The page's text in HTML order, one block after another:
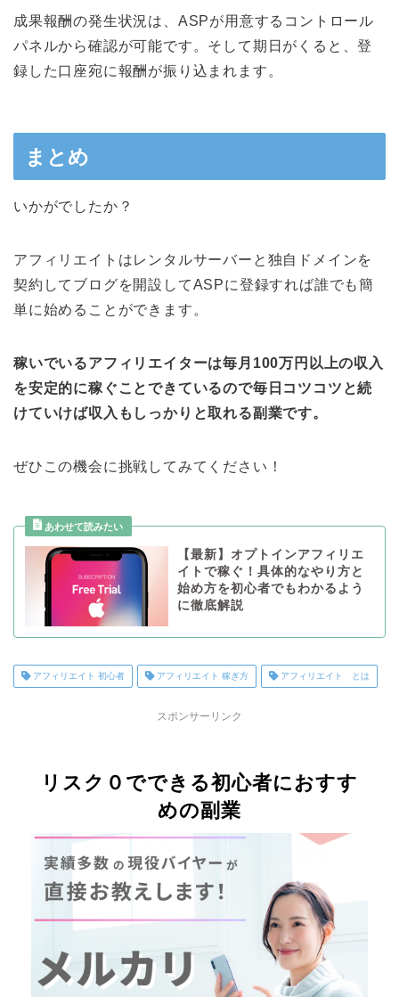
成果報酬の発生状況は、ASPが用意するコントロール
パネルから確認が可能です。そして期日がくると、登
録した口座宛に報酬が振り込まれます。
まとめ
いかがでしたか？
アフィリエイトはレンタルサーバーと独自ドメインを
契約してブログを開設してASPに登録すれば誰でも簡
単に始めることができます。
稼いでいるアフィリエイターは毎月100万円以上の収入
を安定的に稼ぐことできているので毎日コツコツと続
けていけば収入もしっかりと取れる副業です。
ぜひこの機会に挑戦してみてください！
【最新】オプトインアフィリエ
イトで稼ぐ！具体的なやり方と
始め方を初心者でもわかるよう
に徹底解説
アフィリエイト 初心者 アフィリエイト 稼ぎ方 アフィリエイト とは
スポンサーリンク
リスク０でできる初心者におすす
めの副業